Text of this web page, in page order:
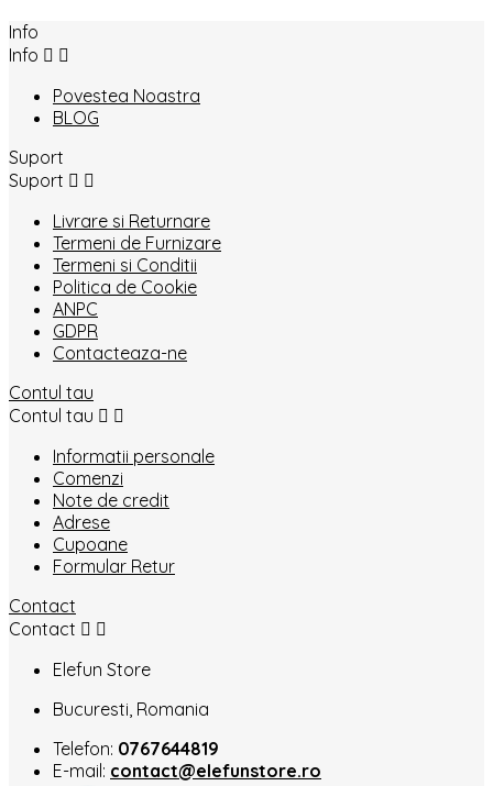
Info
Info  
Povestea Noastra
BLOG
Suport
Suport  
Livrare si Returnare
Termeni de Furnizare
Termeni si Conditii
Politica de Cookie
ANPC
GDPR
Contacteaza-ne
Contul tau
Contul tau  
Informatii personale
Comenzi
Note de credit
Adrese
Cupoane
Formular Retur
Contact
Contact  
Elefun Store
Bucuresti, Romania
Telefon: 0767644819
E-mail: contact@elefunstore.ro